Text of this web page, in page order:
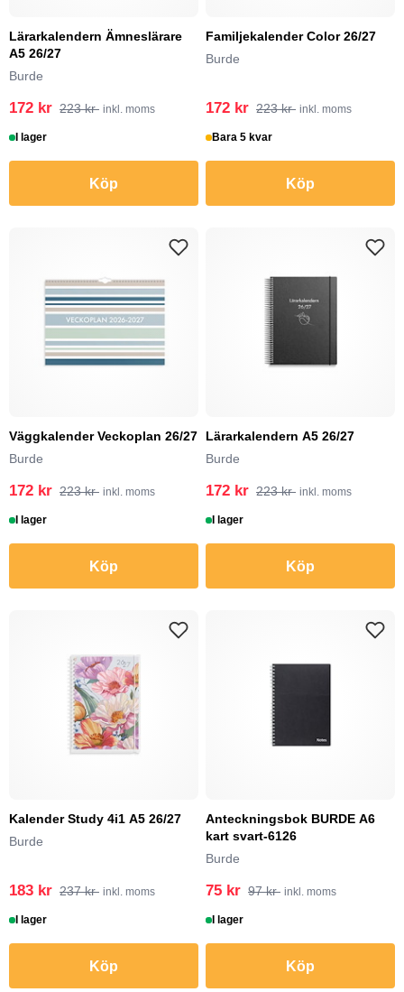
Lärarkalendern Ämneslärare
A5 26/27
Burde
172 kr 223 kr inkl. moms
I lager
Köp
Familjekalender Color 26/27
Burde
172 kr 223 kr inkl. moms
Bara 5 kvar
Köp
Väggkalender Veckoplan 26/27
Burde
172 kr 223 kr inkl. moms
I lager
Köp
Lärarkalendern A5 26/27
Burde
172 kr 223 kr inkl. moms
I lager
Köp
Kalender Study 4i1 A5 26/27
Burde
183 kr 237 kr inkl. moms
I lager
Köp
Anteckningsbok BURDE A6
kart svart-6126
Burde
75 kr 97 kr inkl. moms
I lager
Köp